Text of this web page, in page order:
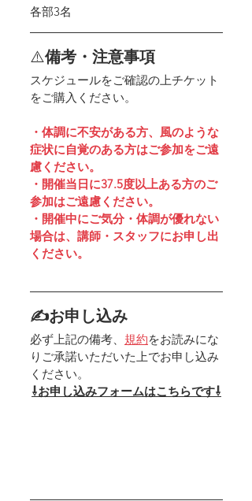
各部3名
⚠️備考・注意事項
スケジュールをご確認の上チケット
をご購入ください​。
・体調に不安がある方、風のような
症状に自覚のある方はご参加をご遠
慮ください。
・開催当日に37.5度以上ある方のご
参加はご遠慮ください。
・開催中にご気分・体調が優れない
場合は、講師・スタッフにお申し出
ください。
✍お申し込み
必ず上記の備考、 規約をお読みにな
りご承諾いただいた上でお申し込み
ください。
⇩お申し込みフォームはこちらです⇩